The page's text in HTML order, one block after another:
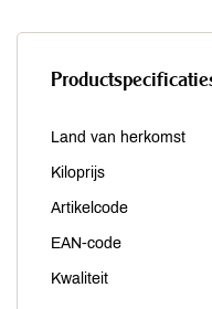
Land van herkomst
Kiloprijs
Artikelcode
EAN-code
Kwaliteit